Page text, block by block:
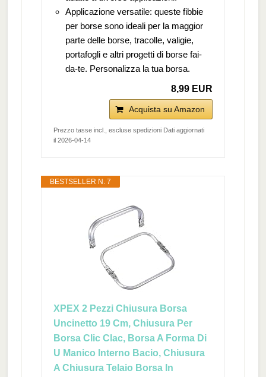
Applicazione versatile: queste fibbie
per borse sono ideali per la maggior
parte delle borse, tracolle, valigie,
portafogli e altri progetti di borse fai-
da-te. Personalizza la tua borsa.
8,99 EUR
Acquista su Amazon
Prezzo tasse incl., escluse spedizioni Dati aggiornati
il 2026-04-14
BESTSELLER N. 7
XPEX 2 Pezzi Chiusura Borsa
Uncinetto 19 Cm, Chiusura Per
Borsa Clic Clac, Borsa A Forma Di
U Manico Interno Bacio, Chiusura
A Chiusura Telaio Borsa In